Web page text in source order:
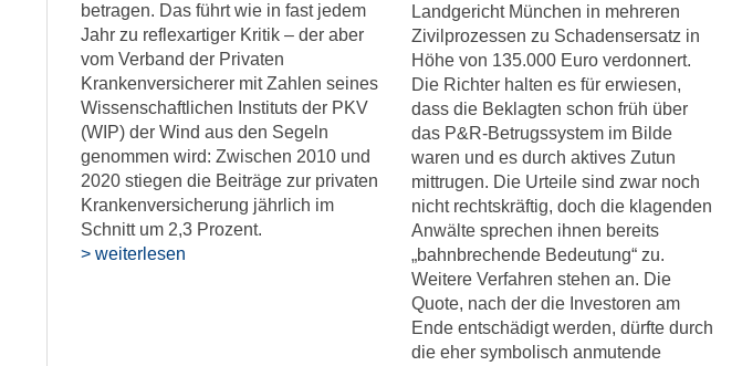
betragen. Das führt wie in fast jedem
Jahr zu reflexartiger Kritik – der aber
vom Verband der Privaten
Krankenversicherer mit Zahlen seines
Wissenschaftlichen Instituts der PKV
(WIP) der Wind aus den Segeln
genommen wird: Zwischen 2010 und
2020 stiegen die Beiträge zur privaten
Krankenversicherung jährlich im
Schnitt um 2,3 Prozent.
> weiterlesen
Landgericht München in mehreren
Zivilprozessen zu Schadensersatz in
Höhe von 135.000 Euro verdonnert.
Die Richter halten es für erwiesen,
dass die Beklagten schon früh über
das P&R-Betrugssystem im Bilde
waren und es durch aktives Zutun
mittrugen. Die Urteile sind zwar noch
nicht rechtskräftig, doch die klagenden
Anwälte sprechen ihnen bereits
„bahnbrechende Bedeutung“ zu.
Weitere Verfahren stehen an. Die
Quote, nach der die Investoren am
Ende entschädigt werden, dürfte durch
die eher symbolisch anmutende